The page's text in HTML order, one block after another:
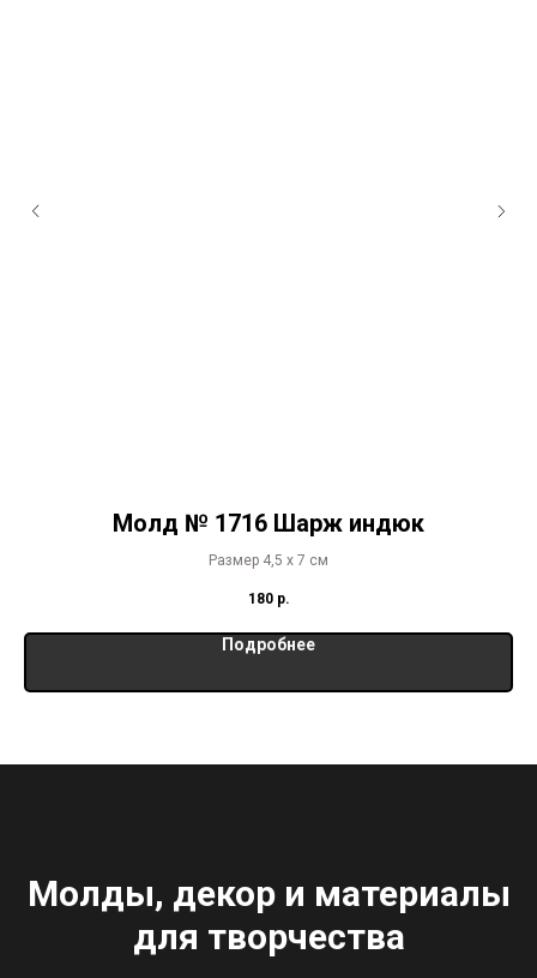
Молд № 1716 Шарж индюк
Размер 4,5 х 7 см
180 р.
Подробнее
Молды, декор и материалы
для творчества